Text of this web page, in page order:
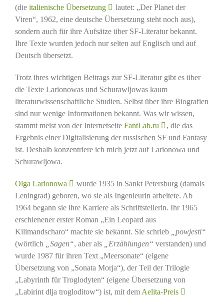
(die italienische Übersetzung
lautet: „Der Planet der
Viren“, 1962, eine deutsche Übersetzung steht noch aus),
sondern auch für ihre Aufsätze über SF-Literatur bekannt.
Ihre Texte wurden jedoch nur selten auf Englisch und auf
Deutsch übersetzt.
Trotz ihres wichtigen Beitrags zur SF-Literatur gibt es über
die Texte Larionowas und Schurawljowas kaum
literaturwissenschaftliche Studien. Selbst über ihre Biografien
sind nur wenige Informationen bekannt. Was wir wissen,
stammt meist von der Internetseite FantLab.ru
, die das
Ergebnis einer Digitalisierung der russischen SF und Fantasy
ist. Deshalb konzentriere ich mich jetzt auf Larionowa und
Schurawljowa.
Olga Larionowa
wurde 1935 in Sankt Petersburg (damals
Leningrad) geboren, wo sie als Ingenieurin arbeitete. Ab
1964 begann sie ihre Karriere als Schriftstellerin. Ihr 1965
erschienener erster Roman „Ein Leopard aus
Kilimandscharo“ machte sie bekannt. Sie schrieb
„powjesti“
(wörtlich
„Sagen“, aber als „Erzählungen“ verstanden) und
wurde 1987 für ihren Text „Meersonate“ (eigene
Übersetzung von „Sonata Morja“), der Teil der Trilogie
„Labyrinth für Troglodyten“ (eigene Übersetzung von
„Labirint dlja trogloditow“) ist, mit dem Aelita-Preis